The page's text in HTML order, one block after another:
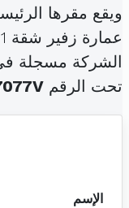
عمارة زفير شقة 1-3 ب اريانة المدينة (
الشركة مسجلة
تحت الرقم
الإسم